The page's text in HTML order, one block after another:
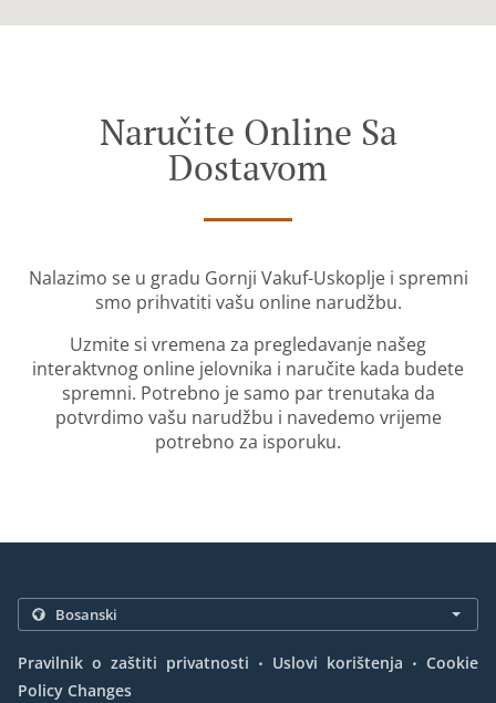
Naručite Online Sa
Dostavom
Nalazimo se u gradu Gornji Vakuf-Uskoplje i spremni
smo prihvatiti vašu online narudžbu.
Uzmite si vremena za pregledavanje našeg
interaktvnog online jelovnika i naručite kada budete
spremni. Potrebno je samo par trenutaka da
potvrdimo vašu narudžbu i navedemo vrijeme
potrebno za isporuku.
Pravilnik o zaštiti privatnosti . Uslovi korištenja . Cookie
Policy Changes